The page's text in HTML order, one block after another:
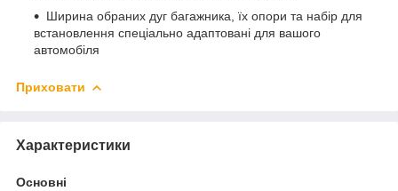
Ширина обраних дуг багажника, їх опори та набір для
встановлення спеціально адаптовані для вашого
автомобіля
Приховати
Характеристики
Основні